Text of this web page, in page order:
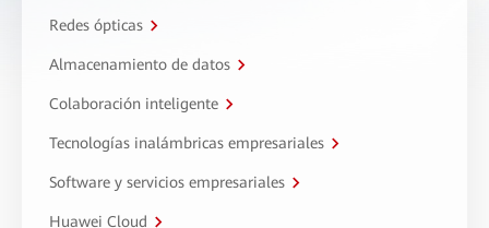
Redes ópticas
Almacenamiento de datos
Colaboración inteligente
Tecnologías inalámbricas empresariales
Software y servicios empresariales
Huawei Cloud